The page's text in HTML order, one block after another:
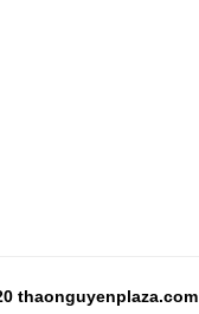
thaonguyenplaza.com